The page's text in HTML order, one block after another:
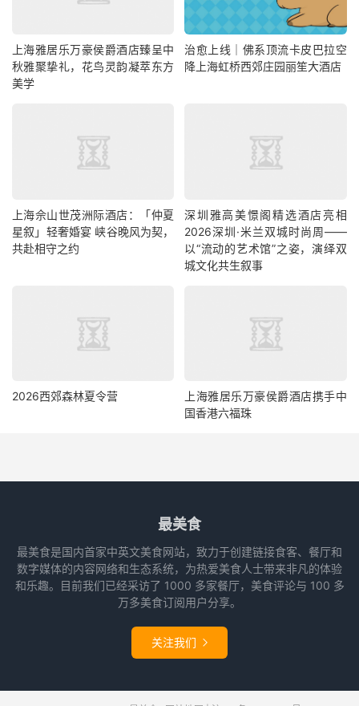
上海雅居乐万豪侯爵酒店臻呈中
秋雅聚挚礼，花鸟灵韵凝萃东方
美学
治愈上线｜佛系顶流卡皮巴拉空
降上海虹桥西郊庄园丽笙大酒店
上海佘山世茂洲际酒店：「仲夏
星叙」轻奢婚宴 峡谷晚风为契，
共赴相守之约
深圳雅高美憬阁精选酒店亮相
2026深圳·米兰双城时尚周——
以“流动的艺术馆”之姿，演绎双
城文化共生叙事
2026西郊森林夏令营
上海雅居乐万豪侯爵酒店携手中
国香港六福珠
最美食
最美食是国内首家中英文美食网站，致力于创建链接食客、餐厅和
数字媒体的内容网络和生态系统，为热爱美食人士带来非凡的体验
和乐趣。目前我们已经采访了 1000 多家餐厅，美食评论与 100 多
万多美食订阅用户分享。
关注我们 